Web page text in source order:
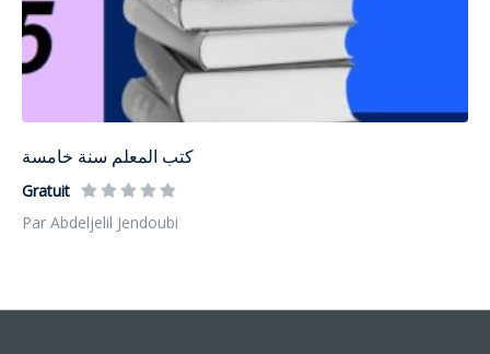
كتب المعلم سنة خامسة
Gratuit
Par Abdeljelil Jendoubi